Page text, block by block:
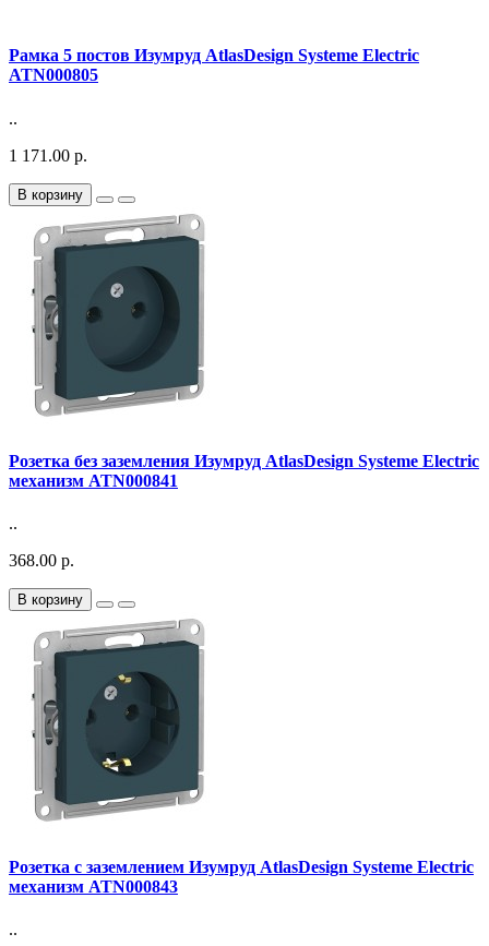
Рамка 5 постов Изумруд AtlasDesign Systeme Electric
ATN000805
..
1 171.00 р.
В корзину
Розетка без заземления Изумруд AtlasDesign Systeme Electric
механизм ATN000841
..
368.00 р.
В корзину
Розетка с заземлением Изумруд AtlasDesign Systeme Electric
механизм ATN000843
..